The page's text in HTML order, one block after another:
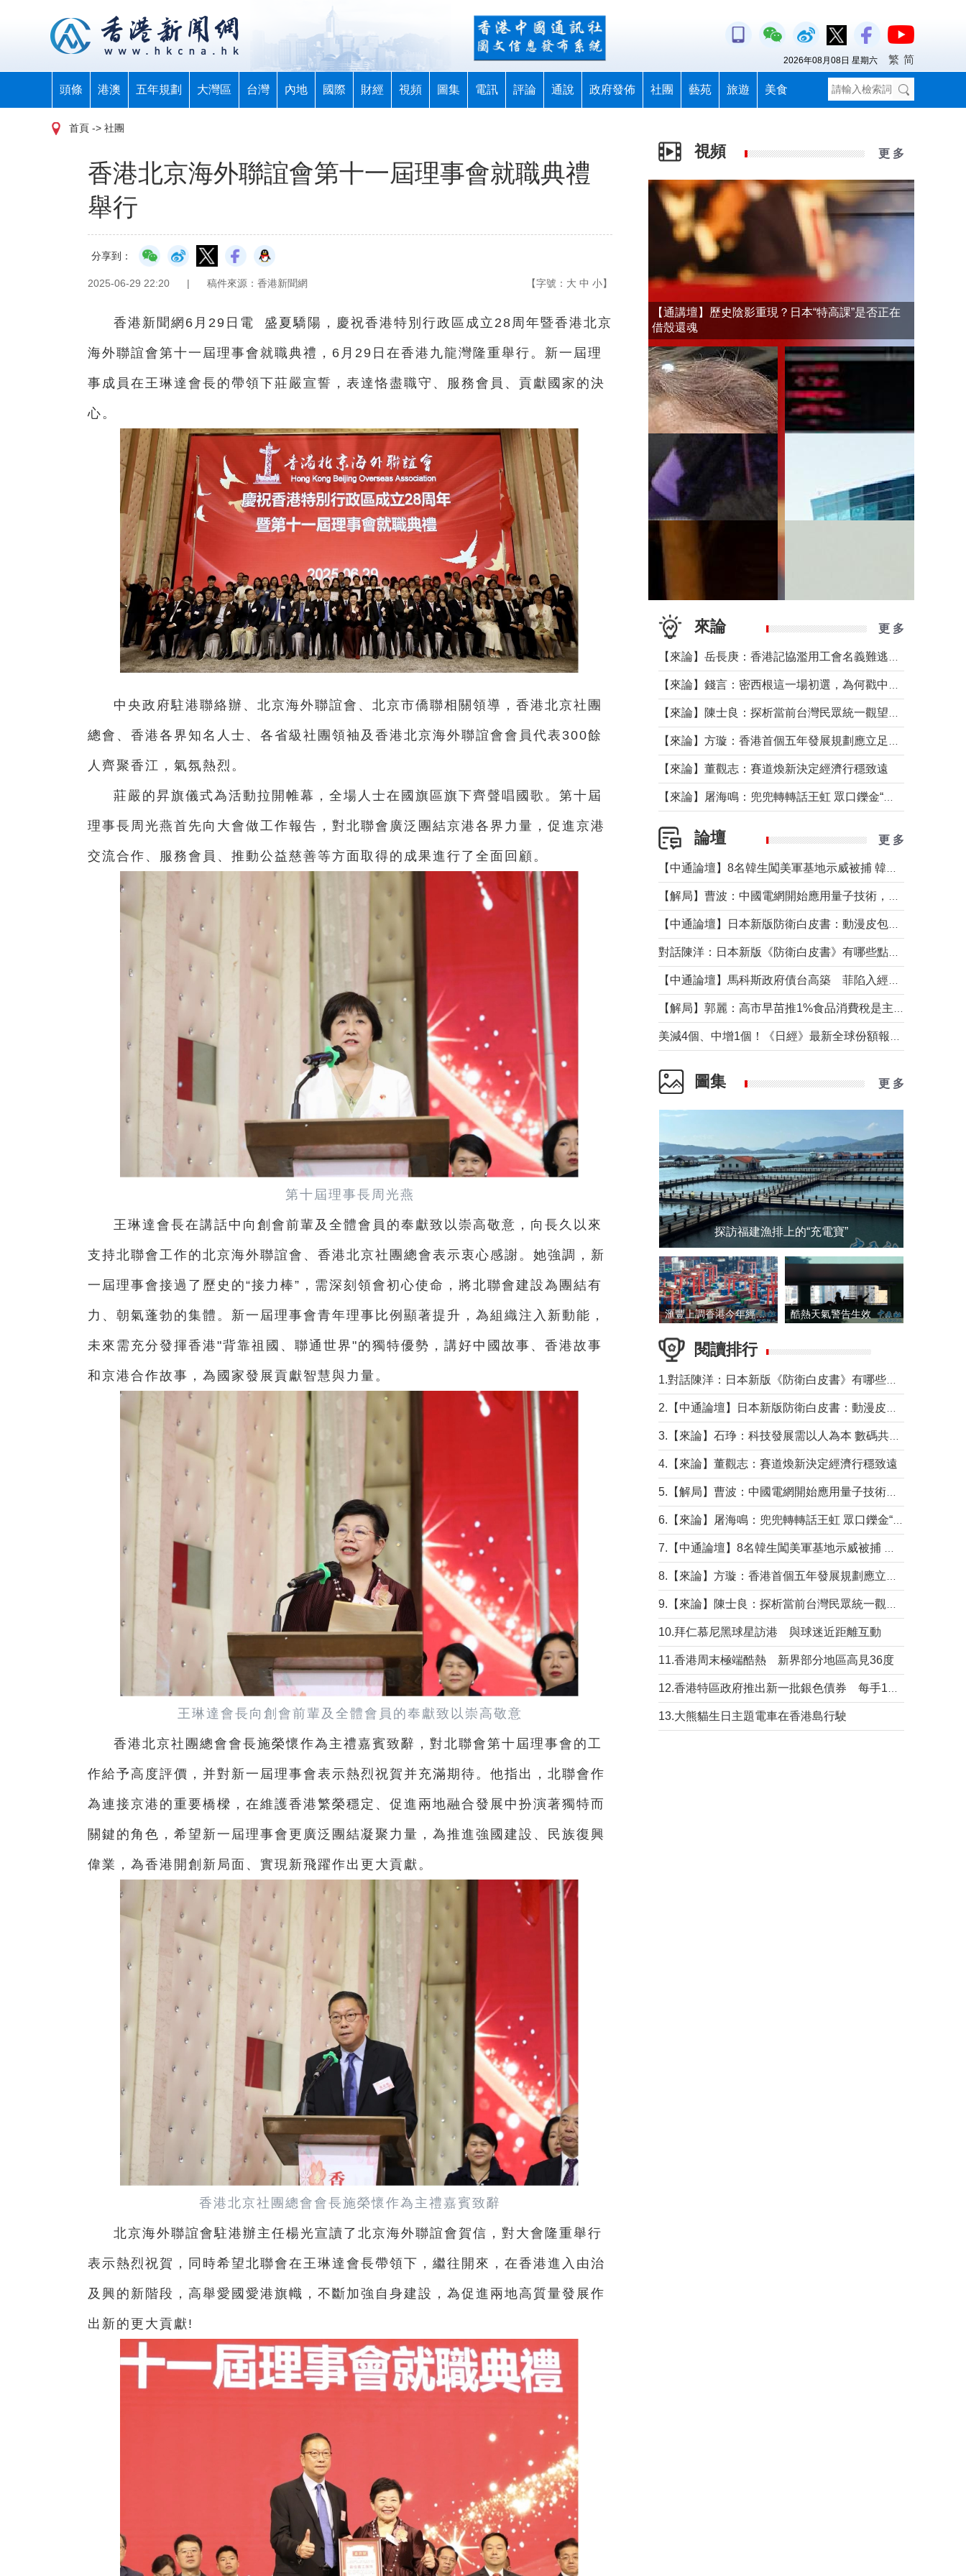
頭條 港澳 五年規劃 大灣區 台灣 內地 國際 財經 視頻 圖集 電訊 評論 通說 政府發佈 社團 藝苑 旅遊 美食
2026年08月08日 星期六 繁 简
首頁 -> 社團
香港北京海外聯誼會第十一屆理事會就職典禮
舉行
分享到：
2025-06-29 22:20 | 稿件來源：香港新聞網 【字號： 大 中 小】
香港新聞網6月29日電 盛夏驕陽，慶祝香港特別行政區成立28周年暨香港北京
海外聯誼會第十一屆理事會就職典禮， 6月29日 在香港九龍灣隆重舉行。新一屆理
事成員在王琳達會長的帶領下莊嚴宣誓，表達恪盡職守、服務會員、貢獻國家的決
心。
中央政府駐港聯絡辦、北京海外聯誼會、北京市僑聯相關領導，香港北京社團
總會、香港各界知名人士、各省級社團領袖及香港北京海外聯誼會會員代表300餘
人齊聚香江，氣氛熱烈。
莊嚴的昇旗儀式為活動拉開帷幕，全場人士在國旗區旗下齊聲唱國歌。第十屆
理事長周光燕首先向大會做工作報告，對北聯會廣泛團結京港各界力量，促進京港
交流合作、服務會員、推動公益慈善等方面取得的成果進行了全面回顧。
第十屆理事長周光燕
王琳達會長在講話中向創會前輩及全體會員的奉獻致以崇高敬意，向長久以來
支持北聯會工作的北京海外聯誼會、香港北京社團總會表示衷心感謝。她強調，新
一屆理事會接過了歷史的“接力棒”，需深刻領會初心使命，將北聯會建設為團結有
力、朝氣蓬勃的集體。新一屆理事會青年理事比例顯著提升，為組織注入新動能，
未來需充分發揮香港"背靠祖國、聯通世界"的獨特優勢，講好中國故事、香港故事
和京港合作故事，為國家發展貢獻智慧與力量。
王琳達會長向創會前輩及全體會員的奉獻致以崇高敬意
香港北京社團總會會長施榮懷作為主禮嘉賓致辭，對北聯會第十屆理事會的工
作給予高度評價，并對新一屆理事會表示熱烈祝賀并充滿期待。他指出，北聯會作
為連接京港的重要橋樑，在維護香港繁榮穩定、促進兩地融合發展中扮演著獨特而
關鍵的角色，希望新一屆理事會更廣泛團結凝聚力量，為推進強國建設、民族復興
偉業，為香港開創新局面、實現新飛躍作出更大貢獻。
香港北京社團總會會長施榮懷作為主禮嘉賓致辭
北京海外聯誼會駐港辦主任楊光宣讀了北京海外聯誼會賀信，對大會隆重舉行
表示熱烈祝賀，同時希望北聯會在王琳達會長帶領下，繼往開來，在香港進入由治
及興的新階段，高舉愛國愛港旗幟，不斷加強自身建設，為促進兩地高質量發展作
出新的更大貢獻!
視頻 更 多
【通講壇】歷史陰影重現？日本“特高課”是否正在
借殼還魂
來論 更 多
【來論】董觀志：賽道煥新決定經濟行穩致遠
論壇 更 多
圖集 更 多
探訪福建漁排上的“充電寶”
滙豐上調香港今年經濟增長預測至4.5% 酷熱天氣警告生效 本港高溫持續至下周
閱讀排行
4.【來論】董觀志：賽道煥新決定經濟行穩致遠
10.拜仁慕尼黑球星訪港 與球迷近距離互動
11.香港周末極端酷熱 新界部分地區高見36度
13.大熊貓生日主題電車在香港島行駛